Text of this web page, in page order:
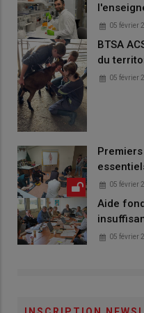
05 février
BTSA
du
05 février
05 février
Aide
05 février